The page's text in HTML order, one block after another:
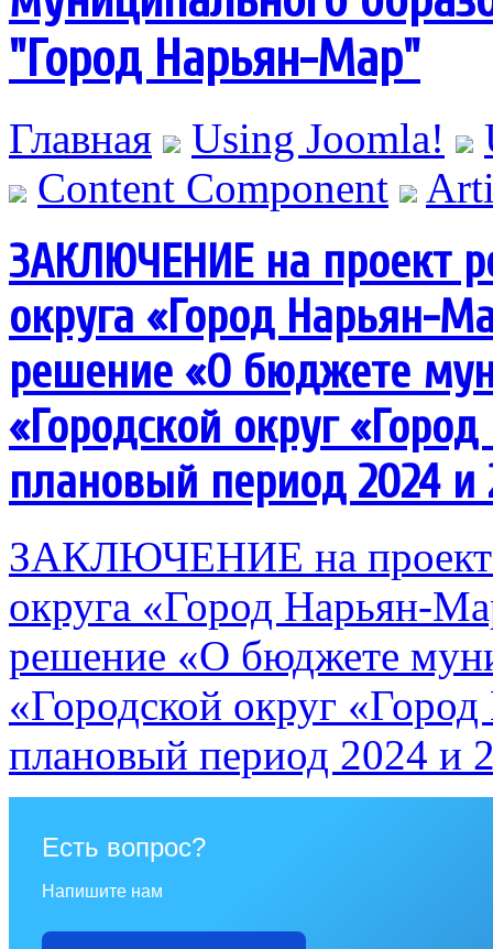
"Город Нарьян-Мар"
Главная Using Joomla!
Content Component
ЗАКЛЮЧЕНИЕ на проект
округа «Город Нарьян-
решение «О бюджете
«Городской округ
плановый период 2024 и
ЗАКЛЮЧЕНИЕ на проект
округа «Город Нарьян-
решение «О бюджете
«Городской округ
плановый период 2024 и
Есть вопрос?
Напишите нам